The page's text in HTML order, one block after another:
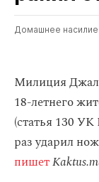
Домашнее насилие
Милиция
18-летнего
(статья 130
раз ударил
пишет